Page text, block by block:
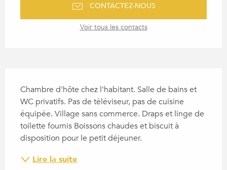
CONTACTEZ-NOUS
Voir tous les contacts
Chambre d'hôte chez l'habitant. Salle de bains et
WC privatifs. Pas de téléviseur, pas de cuisine
équipée. Village sans commerce. Draps et linge de
toilette fournis Boissons chaudes et biscuit à
disposition pour le petit déjeuner.
Lire la suite